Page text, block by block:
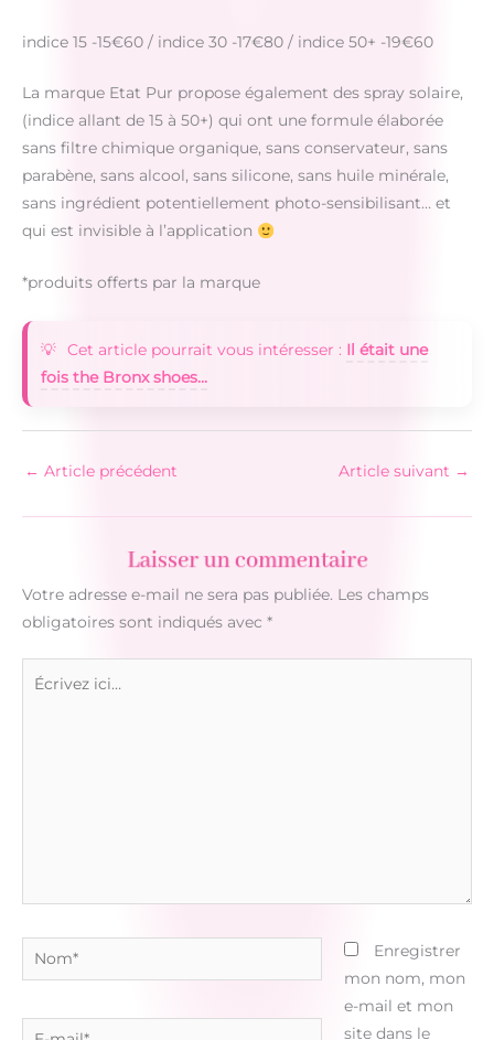
indice 15 -15€60 / indice 30 -17€80 / indice 50+ -19€60
La marque Etat Pur propose également des spray solaire,
(indice allant de 15 à 50+) qui ont une formule élaborée
sans filtre chimique organique, sans conservateur, sans
parabène, sans alcool, sans silicone, sans huile minérale,
sans ingrédient potentiellement photo-sensibilisant… et
qui est invisible à l’application
*produits offerts par la marque
Cet article pourrait vous intéresser : Il était une
fois the Bronx shoes...
← Article précédent Article suivant →
Laisser un commentaire
Votre adresse e-mail ne sera pas publiée. Les champs
obligatoires sont indiqués avec *
Nom*
E-
Enregistrer
mon nom, mon
e-mail et mon
site dans le